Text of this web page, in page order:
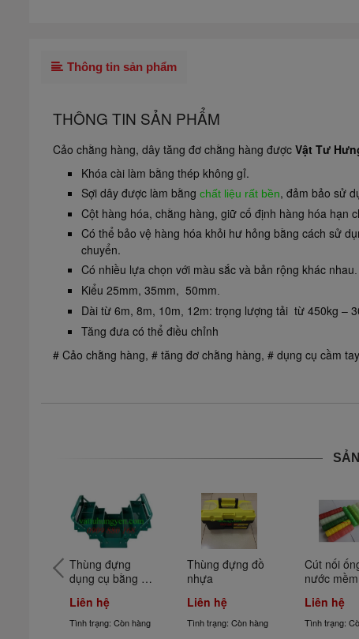
Thông tin sản phẩm
THÔNG TIN SẢN PHẨM
Cảo chằng hàng, dây tăng đơ chằng hàng được Vật Tư
Khóa cài làm bằng thép không gỉ.
Sợi dây được làm bằng chất liệu rất bền, đảm bảo sử
Cột hàng hóa, chằng hàng, giữ cố định hàng hóa hạn
Có thể bảo vệ hàng hóa khỏi hư hỏng bằng cách sử
chuyển.
Có nhiều lựa chọn với màu sắc và bản rộng khác nhau
Kiểu 25mm, 35mm, 50mm
Dài từ 6m, 8m, 10m 12m: trọng lượng tải từ 450kg –
Tăng đưa có thể điều chỉnh
# Cảo chằng hàng, # tăng đơ chằng hàng, # dụng cụ cầm
Thùng đựng
dụng cụ bằng
Liên hệ
Tình trạng: Còn hàng
Thùng đựng đồ
nhựa
Liên hệ
Tình trạng: Còn hàng
Cút nối
nước mềm
Liên hệ
Tình trạng: